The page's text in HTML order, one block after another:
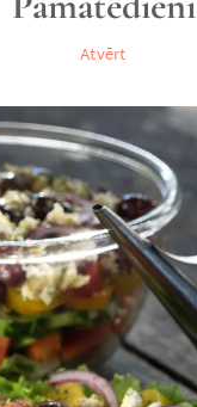
Atvērt